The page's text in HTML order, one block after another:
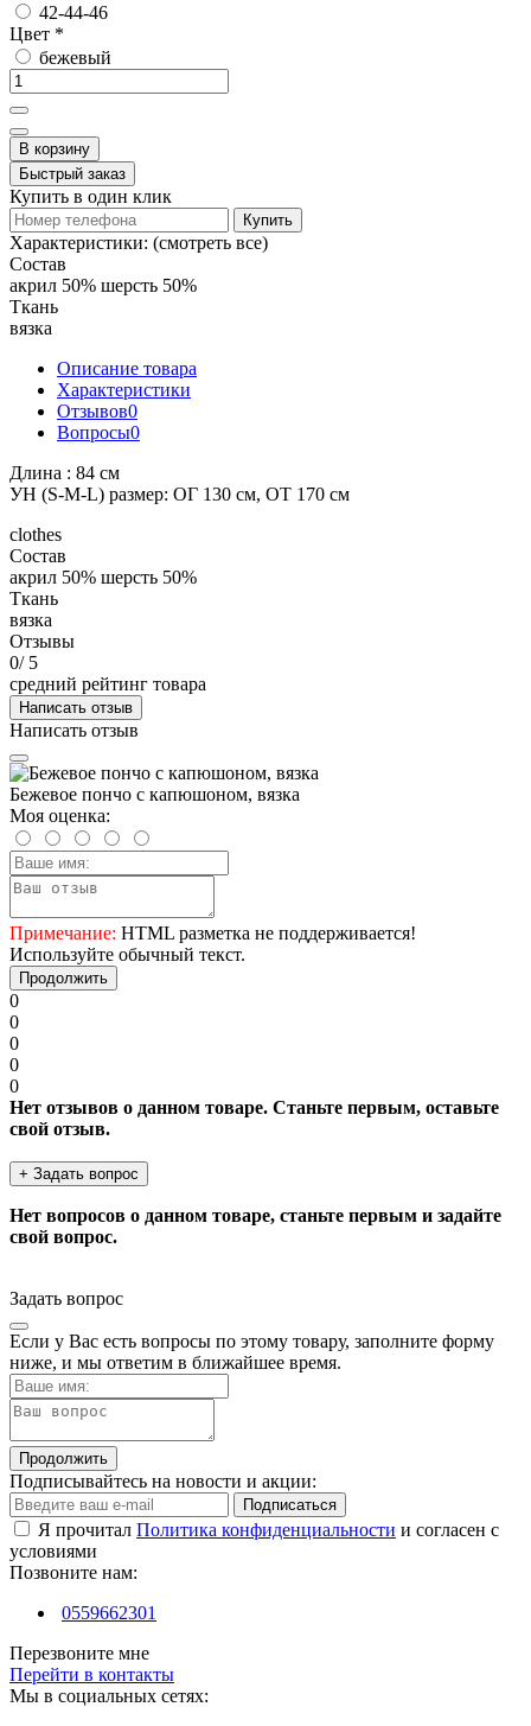
42-44-46
Цвет *
бежевый
В корзину
Быстрый заказ
Купить в один клик
Купить
Характеристики: (смотреть все)
Состав
акрил 50% шерсть 50%
Ткань
вязка
Описание товара
Характеристики
Отзывов0
Вопросы0
Длина : 84 см
УН (S-M-L) размер: ОГ 130 см, ОТ 170 см
clothes
Состав
акрил 50% шерсть 50%
Ткань
вязка
Отзывы
0/ 5
средний рейтинг товара
Написать отзыв
Написать отзыв
Бежевое пончо с капюшоном, вязка
Моя оценка:
Примечание: HTML разметка не поддерживается!
Используйте обычный текст.
Продолжить
0
0
0
0
0
Нет отзывов о данном товаре. Станьте первым, оставьте
свой отзыв.
+ Задать вопрос
Нет вопросов о данном товаре, станьте первым и задайте
свой вопрос.
Задать вопрос
Если у Вас есть вопросы по этому товару, заполните форму
ниже, и мы ответим в ближайшее время.
Продолжить
Подписывайтесь на новости и акции:
Подписаться
Я прочитал Политика конфиденциальности и согласен с
условиями
Позвоните нам:
0559662301
Перезвоните мне
Перейти в контакты
Мы в социальных сетях: